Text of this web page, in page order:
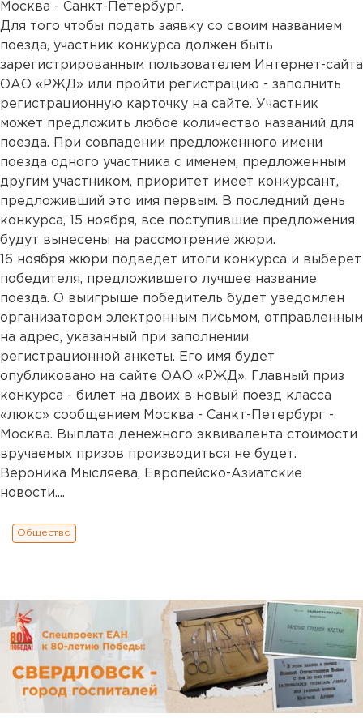
Москва - Санкт-Петербург.
Для того чтобы подать заявку со своим названием
поезда, участник конкурса должен быть
зарегистрированным пользователем Интернет-сайта
ОАО «РЖД» или пройти регистрацию - заполнить
регистрационную карточку на сайте. Участник
может предложить любое количество названий для
поезда. При совпадении предложенного имени
поезда одного участника с именем, предложенным
другим участником, приоритет имеет конкурсант,
предложивший это имя первым. В последний день
конкурса, 15 ноября, все поступившие предложения
будут вынесены на рассмотрение жюри.
16 ноября жюри подведет итоги конкурса и выберет
победителя, предложившего лучшее название
поезда. О выигрыше победитель будет уведомлен
организатором электронным письмом, отправленным
на адрес, указанный при заполнении
регистрационной анкеты. Его имя будет
опубликовано на сайте ОАО «РЖД». Главный приз
конкурса - билет на двоих в новый поезд класса
«люкс» сообщением Москва - Санкт-Петербург -
Москва. Выплата денежного эквивалента стоимости
вручаемых призов производиться не будет.
Вероника Мысляева, Европейско-Азиатские
новости....
Общество